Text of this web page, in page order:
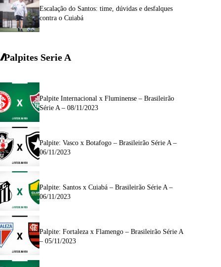
Escalação do Santos: time, dúvidas e desfalques
contra o Cuiabá
Palpites Serie A
Palpite Internacional x Fluminense – Brasileirão
Série A – 08/11/2023
Palpite: Vasco x Botafogo – Brasileirão Série A –
06/11/2023
Palpite: Santos x Cuiabá – Brasileirão Série A –
06/11/2023
Palpite: Fortaleza x Flamengo – Brasileirão Série A
– 05/11/2023